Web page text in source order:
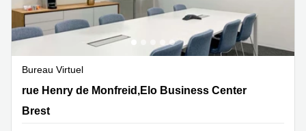
Bureau Virtuel
50 rue Henry de Monfreid,Elo Business Center, Brest
rue Henry de Monfreid,Elo Business Center
Brest